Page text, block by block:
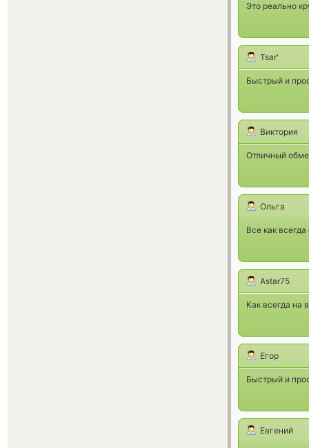
Это реально
Tsar'
Быстрый и
Виктория
Отличный
Ольга
Все как всегда
Astar75
Как всегда на
Егор
Быстрый и
Евгений